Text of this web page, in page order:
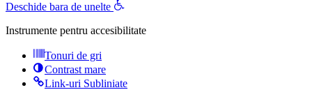
Deschide bara de unelte
Instrumente pentru accesibilitate
Tonuri de gri
Contrast mare
Link-uri Subliniate